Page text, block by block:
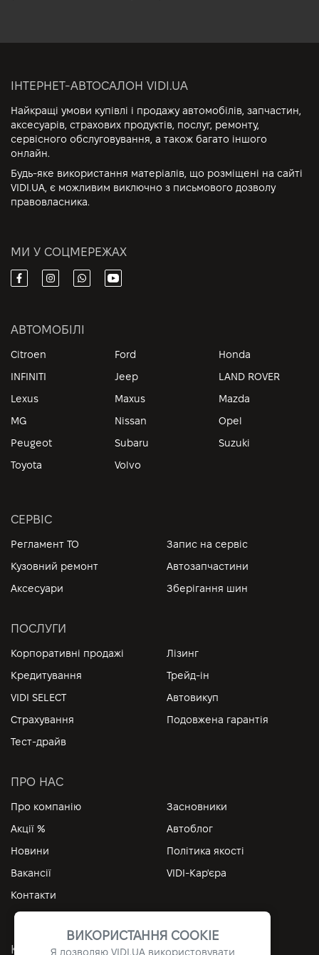
ІНТЕРНЕТ-АВТОСАЛОН VIDI.UA
Найкращі умови купівлі і продажу автомобілів, запчастин,
аксесуарів, страхових продуктів, послуг, ремонту,
сервісного обслуговування, а також багато іншого
онлайн.
Будь-яке використання матеріалів, що розміщені на сайті
VIDI.UA, є можливим виключно з письмового дозволу
правовласника.
МИ У СОЦМЕРЕЖАХ
АВТОМОБІЛІ
Citroen Ford
Honda
INFINITI
Jeep
LAND ROVER
Lexus
Maxus
Mazda
MG
Nissan
Opel
Peugeot
Subaru
Suzuki
Toyota
Volvo
СЕРВІС
Регламент ТО
Запис на сервіс
Кузовний ремонт
Автозапчастини
Аксесуари
Зберігання шин
ПОСЛУГИ
Корпоративні продажі
Лізинг
Кредитування
Трейд-ін
VIDI SELECT
Автовикуп
Страхування
Подовжена гарантія
Тест-драйв
ПРО НАС
Про компанію
Засновники
Акції %
Автоблог
Новини
Політика якості
Вакансії
VIDI-Кар'єра
Контакти
КОРИСНІ ПОСИЛАННЯ
ВИКОРИСТАННЯ COOKIE
Я дозволяю VIDI.UAвикористовувати